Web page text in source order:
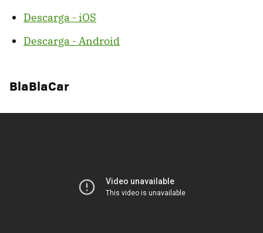
Descarga - iOS
Descarga - Android
BlaBlaCar